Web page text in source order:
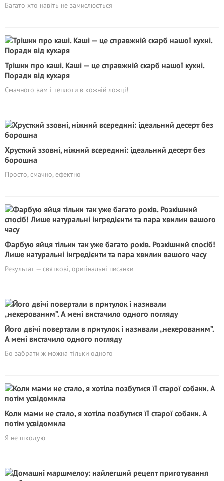
Багато хто навіть не замислюється
Трішки про каші. Каші — це справжній скарб нашої кухні.
Поради від кухаря
Смачного вам і теплоти в кожній ложці!
Хрусткий ззовні, ніжний всередині: ідеальний десерт без
борошна
Просто, смачно, ефектно
Фарбую яйця тільки так уже багато років. Розкішний спосіб!
Лише натуральні інгредієнти та пара хвилин вашого часу
Результат — святкові, оригінальні писанки
Його двічі повертали в притулок і називали „некерованим”.
А мені вистачило одного погляду
Бо забрати ж можна тільки одного
Коли мами не стало, я хотіла позбутися її старої собаки. А
потім усвідомила
Я не шкодую